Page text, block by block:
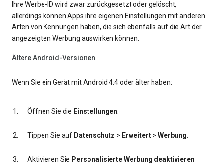
Ihre Werbe-ID wird zwar zurückgesetzt oder gelöscht,
allerdings können Apps ihre eigenen Einstellungen mit anderen
Arten von Kennungen haben, die sich ebenfalls auf die Art der
angezeigten Werbung auswirken können.
Ältere Android-Versionen
Wenn Sie ein Gerät mit Android 4.4 oder älter haben:
Öffnen Sie die Einstellungen.
Tippen Sie auf Datenschutz > Erweitert > Werbung.
Aktivieren Sie Personalisierte Werbung deaktivieren